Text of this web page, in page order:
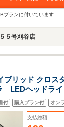
プランに付いています
５号刈谷店
ブリッド クロス
LEDヘッドラ
トヒーター 革
ントロール 純
ワースライドド
付 購入プラン付 オン
支払総額